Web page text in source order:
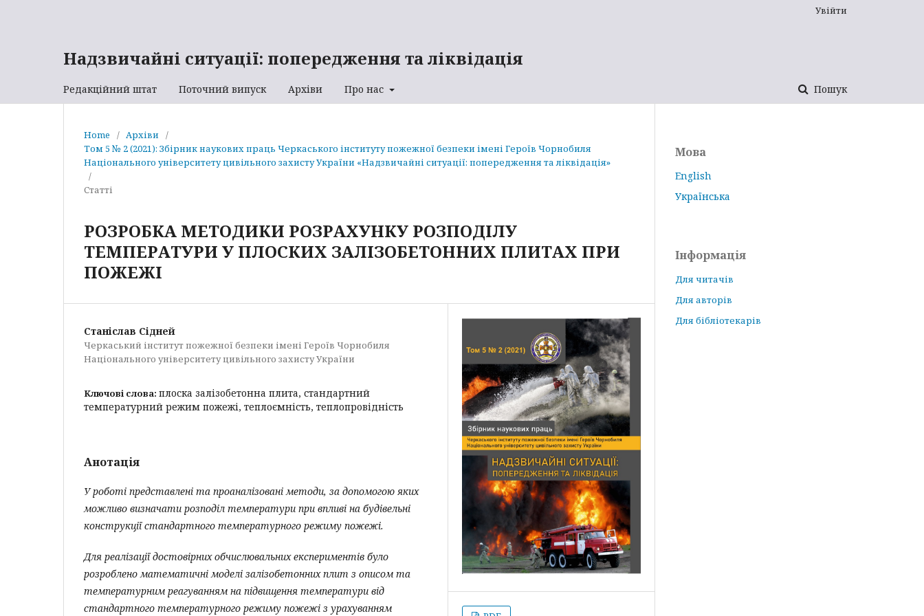
Надзвичайні ситуації: попередження та ліквідація
Редакційний штат Поточний випуск Архіви Про нас Пошук
Увійти
Home / Архіви
/
Том 5 № 2 (2021): Збірник наукових праць Черкаського інституту пожежної безпеки імені Героїв Чорнобиля
Національного університету цивільного захисту України «Надзвичайні ситуації: попередження та ліквідація»
/
Статті
РОЗРОБКА МЕТОДИКИ РОЗРАХУНКУ РОЗПОДІЛУ
ТЕМПЕРАТУРИ У ПЛОСКИХ ЗАЛІЗОБЕТОННИХ ПЛИТАХ ПРИ
ПОЖЕЖІ
Станіслав Сідней
Черкаський інститут пожежної безпеки імені Героїв Чорнобиля
Національного університету цивільного захисту України
Ключові слова: плоска залізобетонна плита, стандартний
температурний режим пожежі, теплоємність, теплопровідність
Анотація
У роботі представлені та проаналізовані методи, за допомогою яких
можливо визначати розподіл температури при впливі на будівельні
конструкції стандартного температурного режиму пожежі.
Для реалізації достовірних обчислювальних експериментів було
розроблено математичні моделі залізобетонних плит з описом та
температурним реагуванням на підвищення температури від
стандартного температурного режиму пожежі з урахуванням
Мова
English
Українська
Інформація
Для читачів
Для авторів
Для бібліотекарів